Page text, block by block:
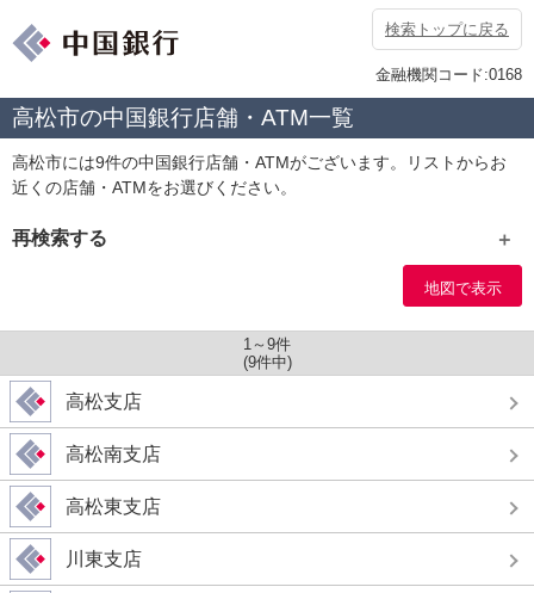
検索トップに戻る
金融機関コード:0168
高松市の中国銀行店舗・ATM一覧
高松市には9件の中国銀行店舗・ATMがございます。リストからお
近くの店舗・ATMをお選びください。
再検索する
店舗種別
店舗
ATM
サービス条件
店舗サービス
地図で表示
1～9件
(9件中)
高松支店
高松南支店
高松東支店
川東支店